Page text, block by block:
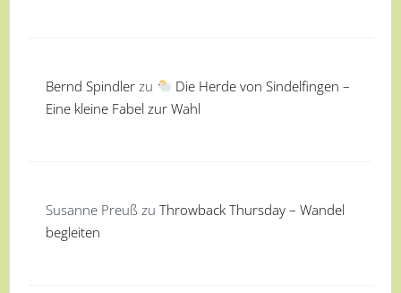
Bernd Spindler zu
Die Herde von Sindelfingen –
Eine kleine Fabel zur Wahl
Susanne Preuß zu Throwback Thursday – Wandel
begleiten